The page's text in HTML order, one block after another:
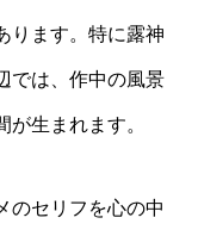
ります。特に露神
では、作中の風景
生まれます。
のセリフを心の中